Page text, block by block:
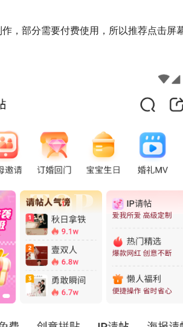
，部分需要付费使用，所以推荐点击屏